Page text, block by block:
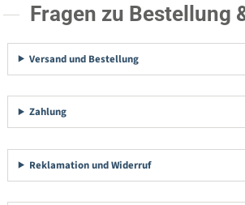
Fragen zu Bestellung
Versand und Bestellung
Zahlung
Reklamation und Widerruf